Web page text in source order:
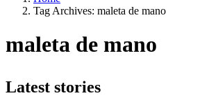
Tag Archives: maleta de mano
maleta de mano
Latest stories